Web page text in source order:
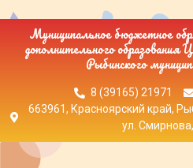
Муниципальное бюджетное
дополнительного образования
Рыбинского
8 (39165) 21971
663961, Красноярский край,
ул.